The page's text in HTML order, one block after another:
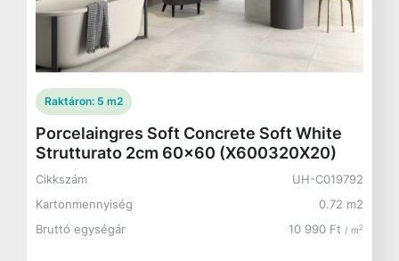
Raktáron: 5 m2
Porcelaingres Soft Concrete Soft White
Strutturato 2cm 60x60 (X600320X20)
Cikkszám
UH-C019792
Kartonmennyiség
0.72 m2
Bruttó egységár
10 990 Ft / m2